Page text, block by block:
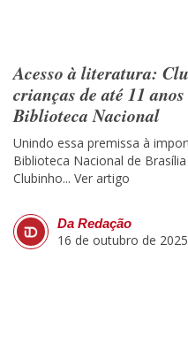
Acesso à literatura:
crianças de até 11
Biblioteca Nacional
Unindo essa premissa à
Biblioteca Nacional de
Clubinho... Ver artigo
Da Redação
16 de outubro de